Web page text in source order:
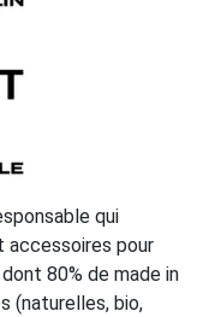
qui
accessoires pour
80% de made in
(naturelles, bio,